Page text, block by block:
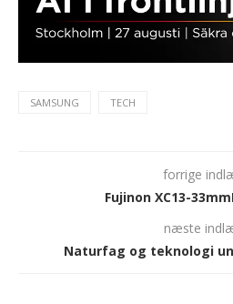
SAMSUNG TECH
forrige
Fujinon XC13-
næste
Naturfag og teknologi